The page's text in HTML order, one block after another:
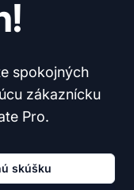
spokojných
zákaznícku
Pro.
skúšku